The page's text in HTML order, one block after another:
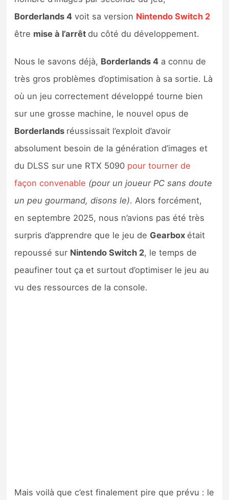
Précommandes
Précommandes jeux Switch 2
Sorties de jeux
Bons plans
Guides
Borderlands 4 voit sa version Nintendo Switch 2
être mise à l’arrêtdu côté du développement.
Nous le savons déjà, Borderlands 4 a connu de
très gros problèmes d’optimisation à sa sortie. Là
où un jeu correctement développé tourne bien
sur une grosse machine, le nouvel opus de
Borderlands réussissait l’exploit d’avoir
absolument besoin de la génération d’images et
du DLSS sur une RTX 5090 pour tourner de
façon convenable (pour un joueur PC sans doute
un peu gourmand, disons le). Alors forcément,
en septembre 2025, nous n’avions pas été très
surpris d’apprendre que le jeu de Gearboxétait
repoussé sur Nintendo Switch 2, le temps de
peaufiner tout ça et surtout d’optimiser le jeu au
vu des ressources de la console.
Mais voilà que c’est finalement pire que prévu : le